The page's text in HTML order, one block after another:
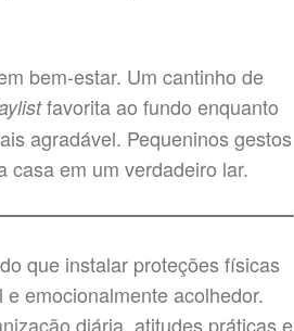
bem-estar. Um cantinho de
favorita ao fundo enquanto
agradável. Pequeninos gestos
casa em um verdadeiro lar.
que instalar proteções físicas
emocionalmente acolhedor.
diária, atitudes práticas e